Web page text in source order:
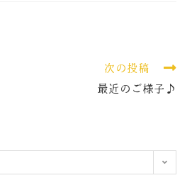
次の投稿
最近のご様子♪